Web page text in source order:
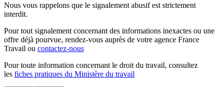
Nous vous rappelons que le signalement abusif est strictement
interdit.
Pour tout signalement concernant des informations inexactes ou une
offre déjà pourvue, rendez-vous auprès de votre agence France
Travail ou contactez-nous
Pour toute information concernant le droit du travail, consultez
les fiches pratiques du Ministère du travail